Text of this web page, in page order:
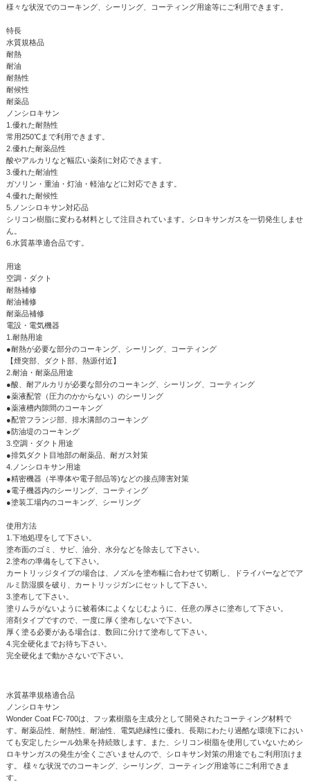
様々な状況でのコーキング、シーリング、コーティング用途等にご利用できます。
特長
水質規格品
耐熱
耐油
耐熱性
耐候性
耐薬品
ノンシロキサン
1.優れた耐熱性
常用250℃まで利用できます。
2.優れた耐薬品性
酸やアルカリなど幅広い薬剤に対応できます。
3.優れた耐油性
ガソリン・重油・灯油・軽油などに対応できます。
4.優れた耐候性
5.ノンシロキサン対応品
シリコン樹脂に変わる材料として注目されています。シロキサンガスを一切発生しませ
ん。
6.水質基準適合品です。
用途
空調・ダクト
耐熱補修
耐油補修
耐薬品補修
電設・電気機器
1.耐熱用途
●耐熱が必要な部分のコーキング、シーリング、コーティング
【煙突部、ダクト部、熱源付近】
2.耐油・耐薬品用途
●酸、耐アルカリが必要な部分のコーキング、シーリング、コーティング
●薬液配管（圧力のかからない）のシーリング
●薬液槽内隙間のコーキング
●配管フランジ部、排水溝部のコーキング
●防油堤のコーキング
3.空調・ダクト用途
●排気ダクト目地部の耐薬品、耐ガス対策
4.ノンシロキサン用途
●精密機器（半導体や電子部品等)などの接点障害対策
●電子機器内のシーリング、コーティング
●塗装工場内のコーキング、シーリング
使用方法
1.下地処理をして下さい。
塗布面のゴミ、サビ、油分、水分などを除去して下さい。
2.塗布の準備をして下さい。
カートリッジタイプの場合は、ノズルを塗布幅に合わせて切断し、ドライバーなどでア
ルミ防湿膜を破り、カートリッジガンにセットして下さい。
3.塗布して下さい。
塗りムラがないように被着体によくなじむように、任意の厚さに塗布して下さい。
溶剤タイプですので、一度に厚く塗布しないで下さい。
厚く塗る必要がある場合は、数回に分けて塗布して下さい。
4.完全硬化までお待ち下さい。
完全硬化まで動かさないで下さい。
水質基準規格適合品
ノンシロキサン
Wonder Coat FC-700は、フッ素樹脂を主成分として開発されたコーティング材料で
す。耐薬品性、耐熱性、耐油性、電気絶縁性に優れ、長期にわたり過酷な環境下におい
ても安定したシール効果を持続致します。また、シリコン樹脂を使用していないためシ
ロキサンガスの発生が全くございませんので、シロキサン対策の用途でもご利用頂けま
す。 様々な状況でのコーキング、シーリング、コーティング用途等にご利用できま
す。